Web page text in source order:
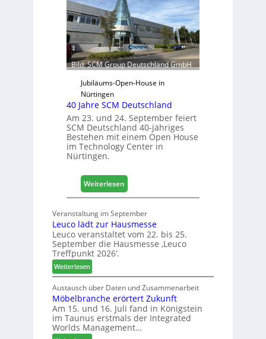
j
a
h
r
e
t
e
r
f
ü
r
D
c
+
H
o
2
0
8
Bild: SCM Group Deutschland GmbH
Jubiläums-Open-House in
Nürtingen
40 Jahre SCM Deutschland
Am 23. und 24. September feiert
SCM Deutschland 40-jähriges
Bestehen mit einem Open House
im Technology Center in
Nürtingen.
Weiterlesen:
4
J
a
h
C
M
D
e
u
Veranstaltung im September
Leuco lädt zur Hausmesse
Leuco veranstaltet vom 22. bis 25.
September die Hausmesse ‚Leuco
Treffpunkt 2026‘.
Weiterlesen:
L
e
u
c
o
l
Austausch über Daten und Zusammenarbeit
Möbelbranche erörtert Zukunft
Am 15. und 16. Juli fand in Königstein
im Taunus erstmals der Integrated
Worlds Management…